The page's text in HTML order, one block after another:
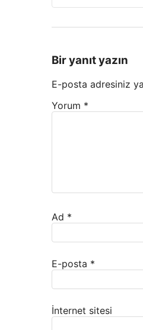
Bir yanıt yazın
E-posta adresiniz
Yorum *
Ad *
E-posta *
İnternet sitesi